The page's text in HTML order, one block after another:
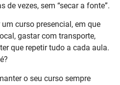
de vezes, sem “secar a fonte”.
curso presencial, em que
gastar com transporte,
que repetir tudo a cada aula.
o seu curso sempre